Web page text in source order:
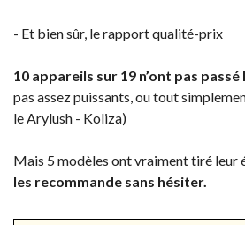
- Et bien sûr, le rapport qualité-prix
10 appareils sur 19 n’ont pas passé
pas assez puissants, ou tout
le Arylush - Koliza)
Mais 5 modèles ont vraiment tiré leur
les recommande sans hésiter.